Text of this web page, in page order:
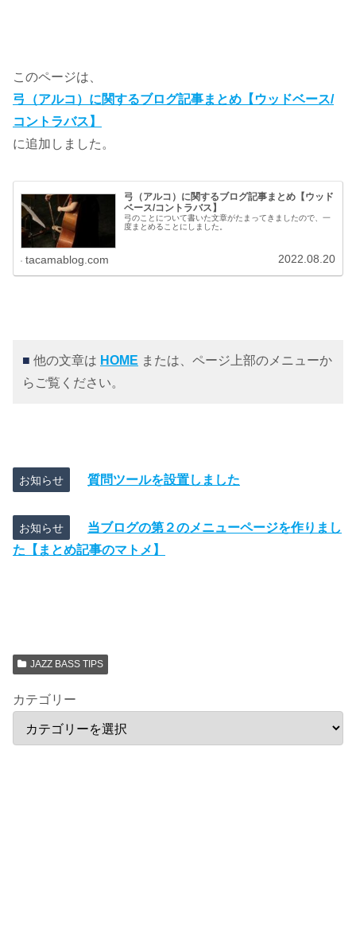
このページは、
弓（アルコ）に関するブログ記事まとめ【ウッドベース/
コントラバス】
に追加しました。
弓（アルコ）に関するブログ記事まとめ【ウッド
ベース/コントラバス】
弓のことについて書いた文章がたまってきましたので、一
度まとめることにしました。
tacamablog.com 2022.08.20
■ 他の文章は HOME または、ページ上部のメニューか
らご覧ください。
お知らせ 質問ツールを設置しました
お知らせ
当ブログの第２のメニューページを作りまし
た【まとめ記事のマトメ】
JAZZ BASS TIPS
カテゴリー